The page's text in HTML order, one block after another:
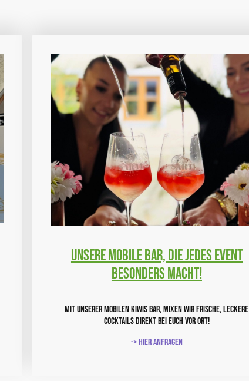
Unsere Mobile bar, die jedes event
besonders macht!
Mit unserer mobilen Kiwis Bar, mixen wir frische, leckere
Cocktails direkt bei euch vor Ort!
-> hier anfragen